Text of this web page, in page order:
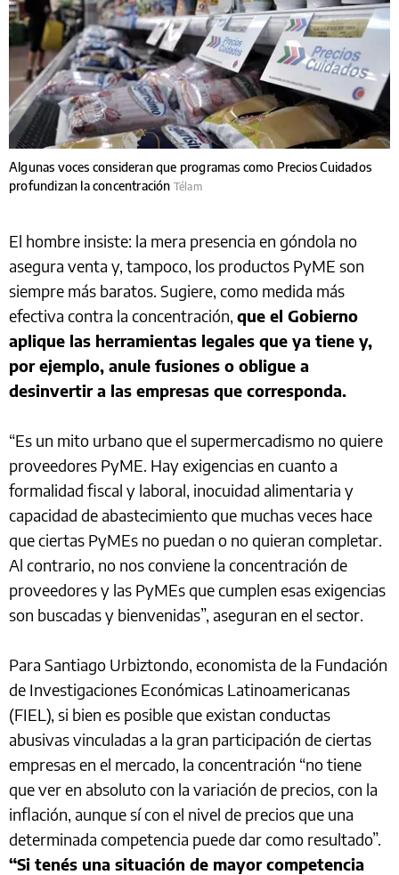
Algunas voces consideran que programas como Precios Cuidados
profundizan la concentración Télam
El hombre insiste: la mera presencia en góndola no
asegura venta y, tampoco, los productos PyME son
siempre más baratos. Sugiere, como medida más
efectiva contra la concentración, que el Gobierno
aplique las herramientas legales que ya tiene y,
por ejemplo, anule fusiones o obligue a
desinvertir a las empresas que corresponda.
“Es un mito urbano que el supermercadismo no quiere
proveedores PyME. Hay exigencias en cuanto a
formalidad fiscal y laboral, inocuidad alimentaria y
capacidad de abastecimiento que muchas veces hace
que ciertas PyMEs no puedan o no quieran completar.
Al contrario, no nos conviene la concentración de
proveedores y las PyMEs que cumplen esas exigencias
son buscadas y bienvenidas”, aseguran en el sector.
Para Santiago Urbiztondo, economista de la Fundación
de Investigaciones Económicas Latinoamericanas
(FIEL), si bien es posible que existan conductas
abusivas vinculadas a la gran participación de ciertas
empresas en el mercado, la concentración “no tiene
que ver en absoluto con la variación de precios, con la
inflación, aunque sí con el nivel de precios que una
determinada competencia puede dar como resultado”.
“Si tenés una situación de mayor competencia